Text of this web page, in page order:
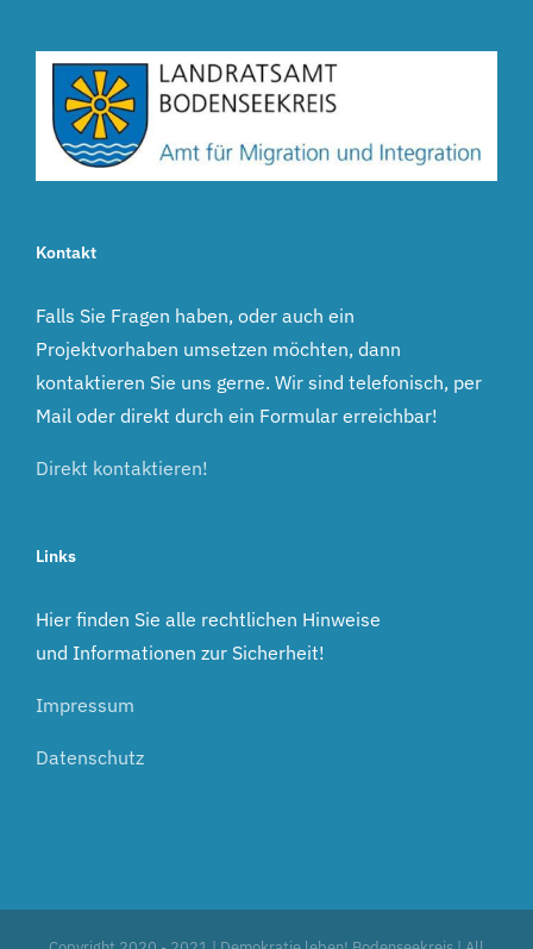
Kontakt
Falls Sie Fragen haben, oder auch ein
Projektvorhaben umsetzen möchten, dann
kontaktieren Sie uns gerne. Wir sind telefonisch, per
Mail oder direkt durch ein Formular erreichbar!
Direkt kontaktieren!
Links
Hier finden Sie alle rechtlichen Hinweise
und Informationen zur Sicherheit!
Impressum
Datenschutz